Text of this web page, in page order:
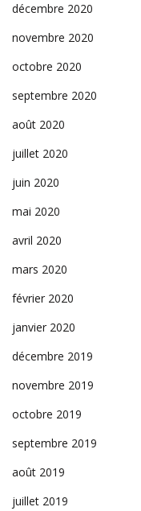
décembre 2020
novembre 2020
octobre 2020
septembre 2020
août 2020
juillet 2020
juin 2020
mai 2020
avril 2020
mars 2020
février 2020
janvier 2020
décembre 2019
novembre 2019
octobre 2019
septembre 2019
août 2019
juillet 2019